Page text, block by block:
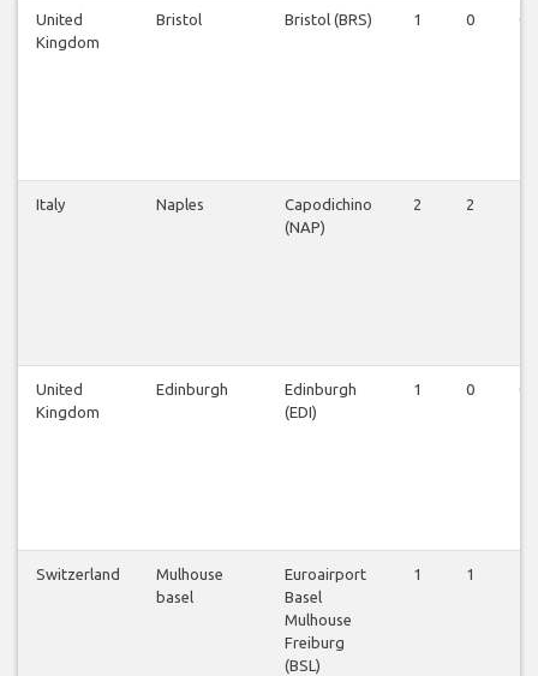
United
Kingdom
Bristol Bristol (BRS) 1 0 0
Italy Naples
Capodichino
(NAP)
2 2
United
Kingdom
Edinburgh
Edinburgh
(EDI)
1 0 0
Switzerland
Mulhouse
basel
Euroairport
Basel
Mulhouse
Freiburg
(BSL)
1 1